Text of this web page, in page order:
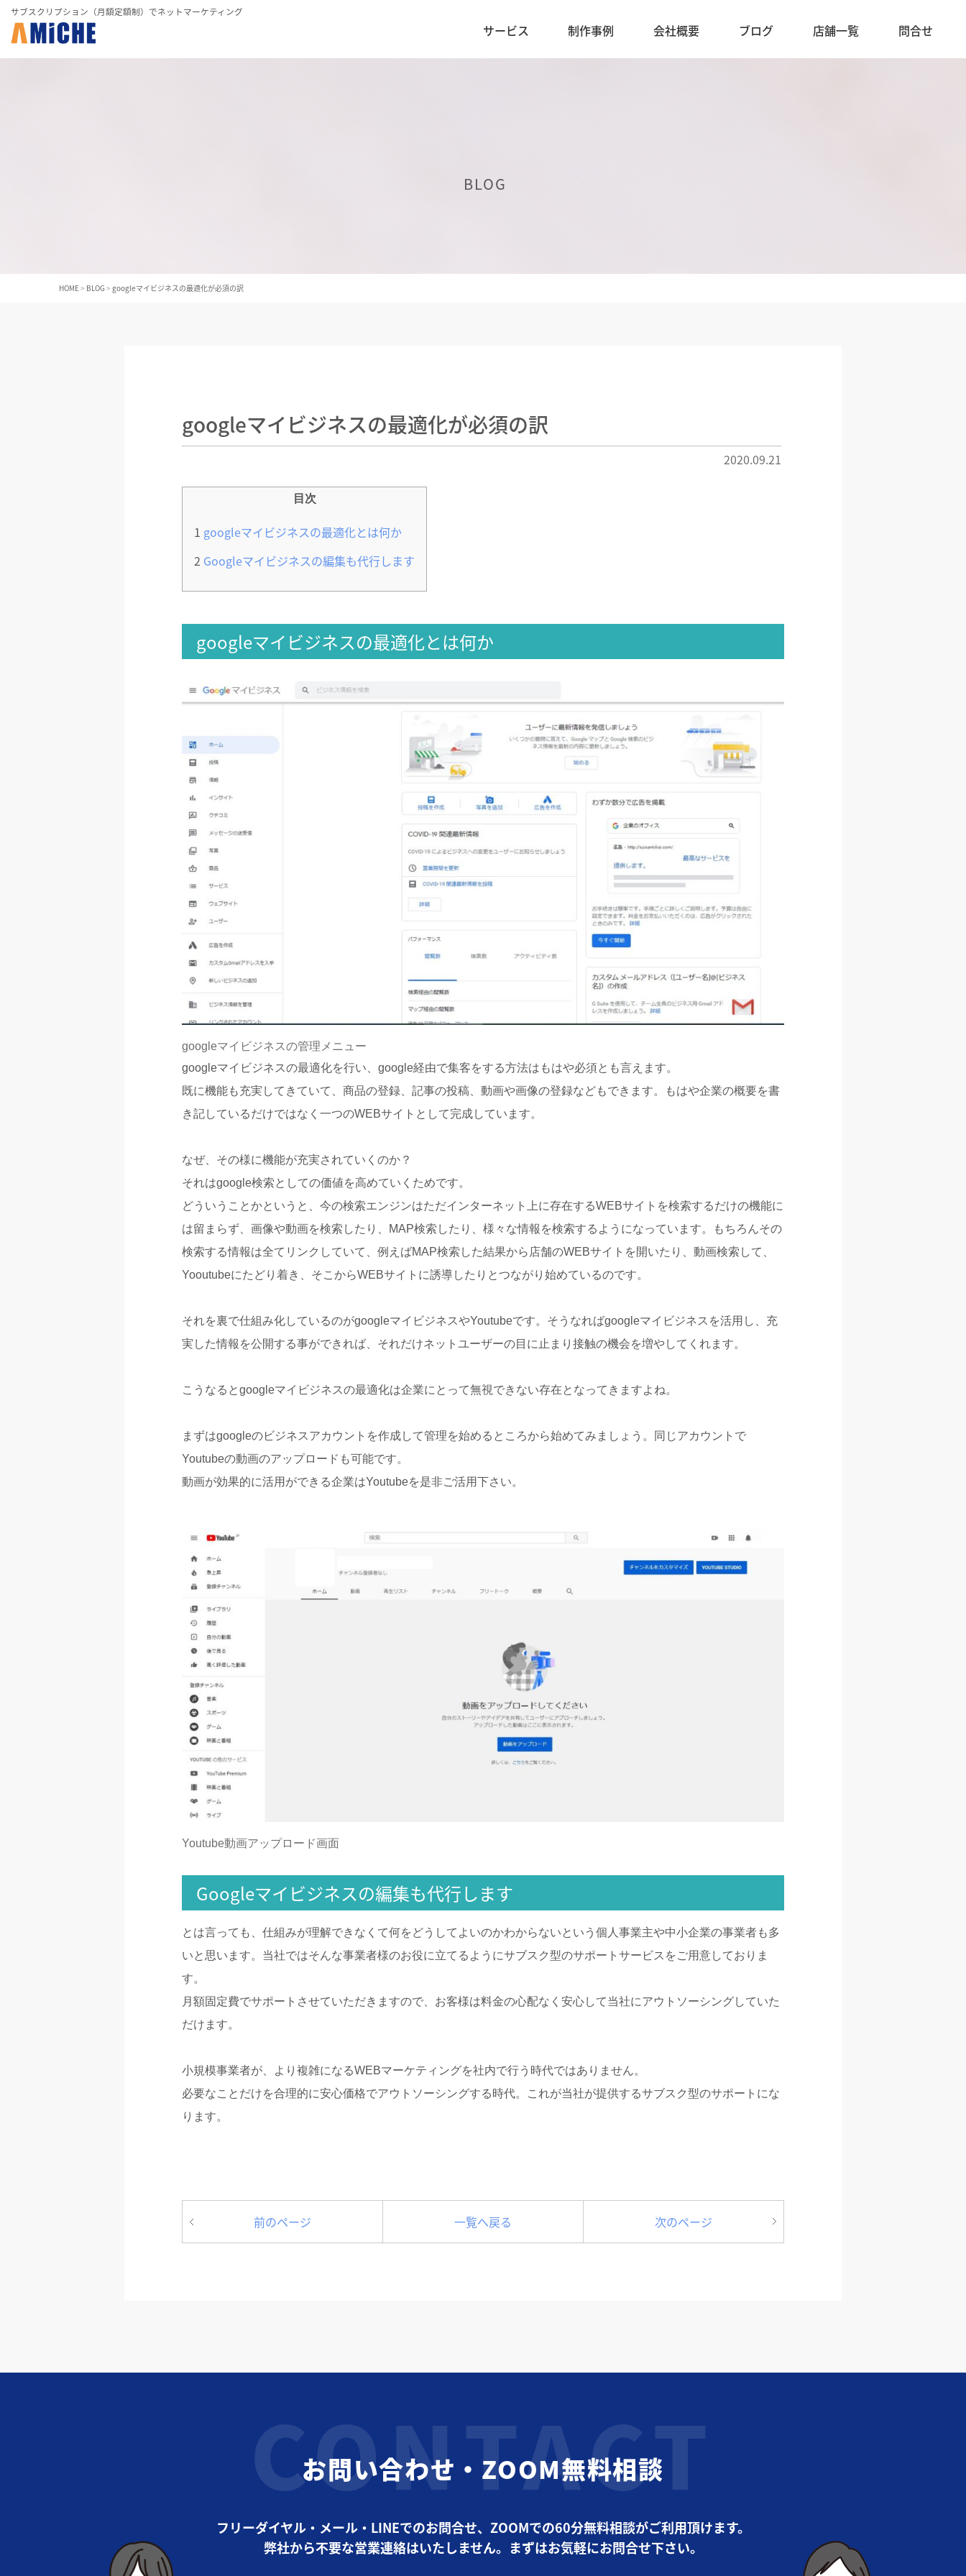
サブスクリプション（月額定額制）でネットマーケティング
サービス 制作事例 会社概要 ブログ 店舗一覧 問合せ
BLOG
HOME> BLOG >googleマイビジネスの最適化が必須の訳
googleマイビジネスの最適化が必須の訳
2020.09.21
目次
1 googleマイビジネスの最適化とは何か
2 Googleマイビジネスの編集も代行します
googleマイビジネスの最適化とは何か
googleマイビジネスの管理メニュー
googleマイビジネスの最適化を行い、google経由で集客をする方法はもはや必須とも言えます。
既に機能も充実してきていて、商品の登録、記事の投稿、動画や画像の登録などもできます。もはや企業の概要を書
き記しているだけではなく一つのWEBサイトとして完成しています。
なぜ、その様に機能が充実されていくのか？
それはgoogle検索としての価値を高めていくためです。
どういうことかというと、今の検索エンジンはただインターネット上に存在するWEBサイトを検索するだけの機能に
は留まらず、画像や動画を検索したり、MAP検索したり、様々な情報を検索するようになっています。もちろんその
検索する情報は全てリンクしていて、例えばMAP検索した結果から店舗のWEBサイトを開いたり、動画検索して、
Yooutubeにたどり着き、そこからWEBサイトに誘導したりとつながり始めているのです。
それを裏で仕組み化しているのがgoogleマイビジネスやYoutubeです。そうなればgoogleマイビジネスを活用し、充
実した情報を公開する事ができれば、それだけネットユーザーの目に止まり接触の機会を増やしてくれます。
こうなるとgoogleマイビジネスの最適化は企業にとって無視できない存在となってきますよね。
まずはgoogleのビジネスアカウントを作成して管理を始めるところから始めてみましょう。同じアカウントで
Youtubeの動画のアップロードも可能です。
動画が効果的に活用ができる企業はYoutubeを是非ご活用下さい。
Youtube動画アップロード画面
Googleマイビジネスの編集も代行します
とは言っても、仕組みが理解できなくて何をどうしてよいのかわからないという個人事業主や中小企業の事業者も多
いと思います。当社ではそんな事業者様のお役に立てるようにサブスク型のサポートサービスをご用意しておりま
す。
月額固定費でサポートさせていただきますので、お客様は料金の心配なく安心して当社にアウトソーシングしていた
だけます。
小規模事業者が、より複雑になるWEBマーケティングを社内で行う時代ではありません。
必要なことだけを合理的に安心価格でアウトソーシングする時代。これが当社が提供するサブスク型のサポートにな
ります。
前のページ 一覧へ戻る 次のページ
お問い合わせ・ZOOM無料相談
フリーダイヤル・メール・LINEでのお問合せ、ZOOMでの60分無料相談がご利用頂けます。
弊社から不要な営業連絡はいたしません。まずはお気軽にお問合せ下さい。